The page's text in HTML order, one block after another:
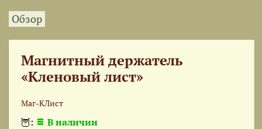
Обзор
Магнитный держатель
«Кленовый лист»
Маг-КЛист
🦉: В наличии